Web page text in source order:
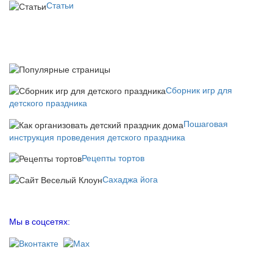
Статьи
Сборник игр для
детского праздника
Пошаговая
инструкция проведения детского праздника
Рецепты тортов
Сахаджа йога
Мы в соцсетях: